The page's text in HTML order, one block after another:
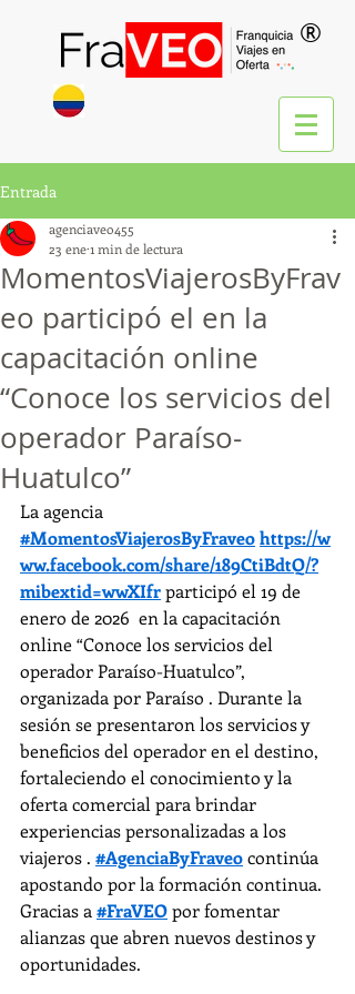
®
Entrada
MomentosViajerosByFrav
eo participó el en la
capacitación online
“Conoce los servicios del
operador Paraíso-
Huatulco”
agenciaveo455
23 ene1 min de lectura
La agencia
#MomentosViajerosByFraveohttps://w
ww.facebook.com/share/189CtiBdtQ/?
mibextid=wwXIfr participó el 19 de
enero de 2026  en la capacitación
online “Conoce los servicios del
operador Paraíso-Huatulco”,
organizada por Paraíso . Durante la
sesión se presentaron los servicios y
beneficios del operador en el destino,
fortaleciendo el conocimiento y la
oferta comercial para brindar
experiencias personalizadas a los
viajeros . #AgenciaByFraveo continúa
apostando por la formación continua.
Gracias a #FraVEO por fomentar
alianzas que abren nuevos destinos y
oportunidades.